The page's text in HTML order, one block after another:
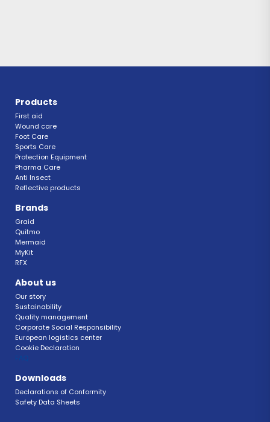
Products
First aid
Wound care
Foot Care
Sports Care
Protection Equipment
Pharma Care
Anti Insect
Reflective products
Brands
Graid
Quitmo
Mermaid
MyKit
RFX
About us
Our story
Sustainability
Quality management
Corporate Social Responsibility
European logistics center
Cookie Declaration
FAQ
Downloads
Declarations of Conformity
Safety Data Sheets